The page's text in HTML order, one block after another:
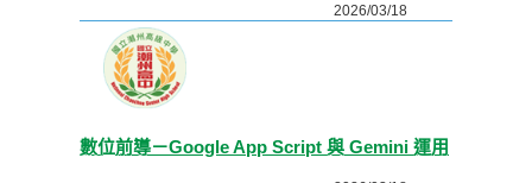
2026/03/18
數位前導－Google App Script 與 Gemini 運用